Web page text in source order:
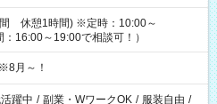
休憩1時間) ※定時：10:00～
16:00～19:00で相談可！）
月～！
躍中 / 副業・WワークOK / 服装自由 /